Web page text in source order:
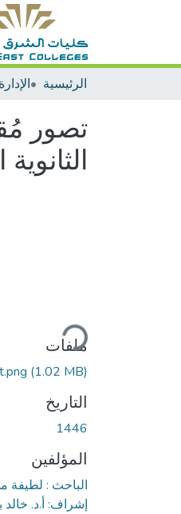
الرئيسية
تصور
جاري التحميل...
ملفات
(1.02 MB)
التاريخ
1446
المؤلفين
الباحث : لطيفة
إشراف: أ.د.